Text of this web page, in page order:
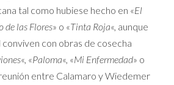
tal como hubiese hecho en «El
de las Flores» o «Tinta Roja«, aunque
con obras de cosecha
«, «Paloma«, «Mi Enfermedad» o
entre Calamaro y Wiedemer